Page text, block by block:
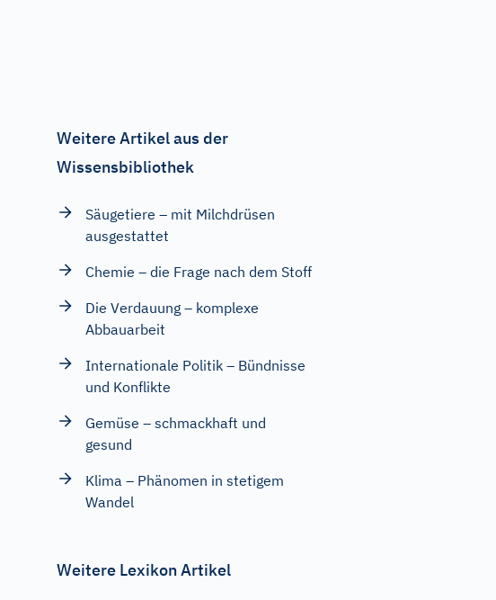
Weitere Artikel aus der
Wissensbibliothek
Säugetiere – mit Milchdrüsen
ausgestattet
Chemie – die Frage nach dem Stoff
Die Verdauung – komplexe
Abbauarbeit
Internationale Politik – Bündnisse
und Konflikte
Gemüse – schmackhaft und
gesund
Klima – Phänomen in stetigem
Wandel
Weitere Lexikon Artikel